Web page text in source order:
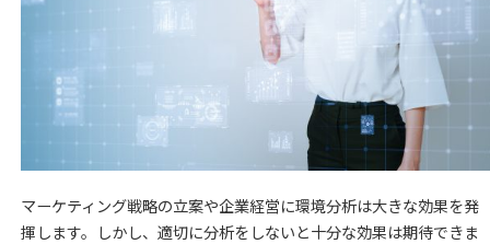
マーケティング戦略の立案や企業経営に環境分析は大きな効果を発
揮します。しかし、適切に分析をしないと十分な効果は期待できま